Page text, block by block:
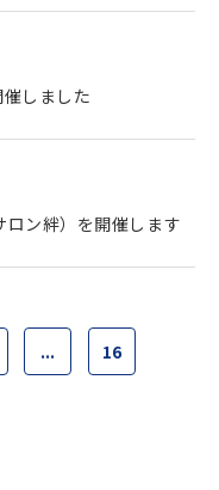
しました
ン絆）を開催します
... 16